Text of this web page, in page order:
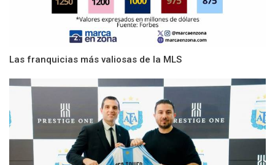
Las franquicias más valiosas de la MLS